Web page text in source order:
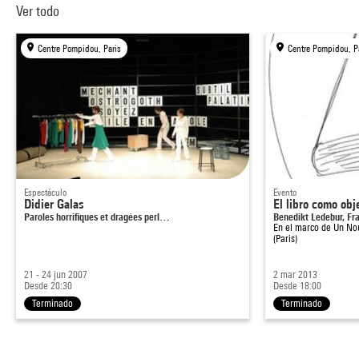
Ver todo
Centre Pompidou, Paris
Espectáculo
Didier Galas
Paroles horrifiques et dragées perl…
21 - 24 jun 2007
Desde 20:30
Terminado
Centre Pompidou,
Evento
El libro como
Benedikt Ledebur,
En el marco de Un
(Paris)
2 mar 2013
Desde 18:00
Terminado